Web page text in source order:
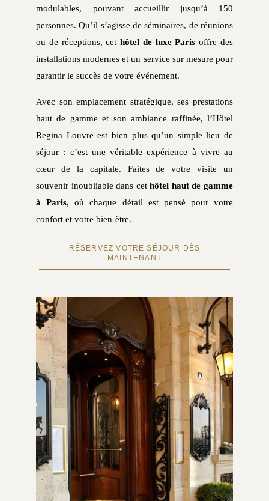
modulables, pouvant accueillir jusqu’à 150
personnes. Qu’il s’agisse de séminaires, de réunions
ou de réceptions, cethôtel de luxe Paris offre des
installations modernes et un service sur mesure pour
garantir le succès de votre événement.
Avec son emplacement stratégique, ses prestations
haut de gamme et son ambiance raffinée, l’Hôtel
Regina Louvre est bien plus qu’un simple lieu de
séjour : c’est une véritable expérience à vivre au
cœur de la capitale. Faites de votre visite un
souvenir inoubliable dans cethôtel haut de gamme
à Paris, où chaque détail est pensé pour votre
confort et votre bien-être.
RÉSERVEZ VOTRE SÉJOUR DÈS
MAINTENANT